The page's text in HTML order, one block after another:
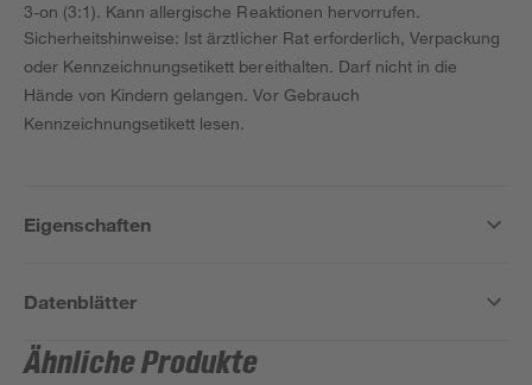
3-on (3:1). Kann allergische Reaktionen hervorrufen.
Sicherheitshinweise: Ist ärztlicher Rat erforderlich, Verpackung
oder Kennzeichnungsetikett bereithalten. Darf nicht in die
Hände von Kindern gelangen. Vor Gebrauch
Kennzeichnungsetikett lesen.
Eigenschaften
Datenblätter
Ähnliche Produkte